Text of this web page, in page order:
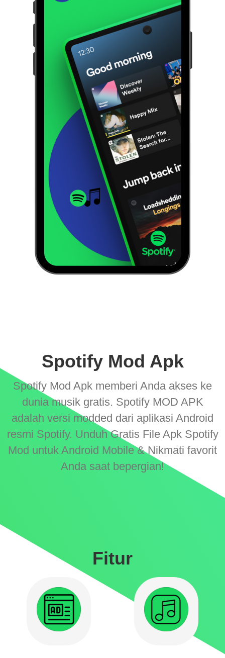
Spotify Mod Apk
Spotify Mod Apk memberi Anda akses ke
dunia musik gratis. Spotify MOD APK
adalah versi modded dari aplikasi Android
resmi Spotify. Unduh Gratis File Apk Spotify
Mod untuk Android Mobile & Nikmati favorit
Anda saat bepergian!
Fitur